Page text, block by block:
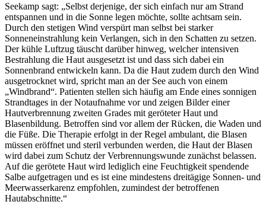
Seekamp sagt: „Selbst derjenige, der sich einfach nur am Strand
entspannen und in die Sonne legen möchte, sollte achtsam sein.
Durch den stetigen Wind verspürt man selbst bei starker
Sonneneinstrahlung kein Verlangen, sich in den Schatten zu setzen.
Der kühle Luftzug täuscht darüber hinweg, welcher intensiven
Bestrahlung die Haut ausgesetzt ist und dass sich dabei ein
Sonnenbrand entwickeln kann. Da die Haut zudem durch den Wind
ausgetrocknet wird, spricht man an der See auch von einem
„Windbrand“. Patienten stellen sich häufig am Ende eines sonnigen
Strandtages in der Notaufnahme vor und zeigen Bilder einer
Hautverbrennung zweiten Grades mit geröteter Haut und
Blasenbildung. Betroffen sind vor allem der Rücken, die Waden und
die Füße. Die Therapie erfolgt in der Regel ambulant, die Blasen
müssen eröffnet und steril verbunden werden, die Haut der Blasen
wird dabei zum Schutz der Verbrennungswunde zunächst belassen.
Auf die gerötete Haut wird lediglich eine Feuchtigkeit spendende
Salbe aufgetragen und es ist eine mindestens dreitägige Sonnen- und
Meerwasserkarenz empfohlen, zumindest der betroffenen
Hautabschnitte.“